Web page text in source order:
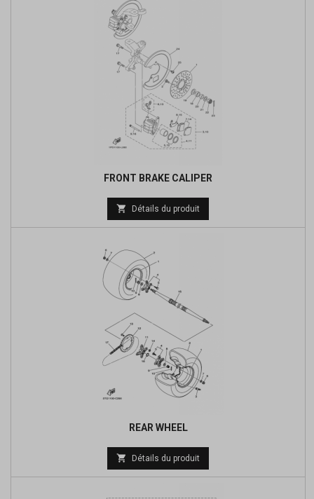
FRONT BRAKE CALIPER
Prix
de
 Détails du produit
REAR WHEEL
Prix
de
 Détails du produit